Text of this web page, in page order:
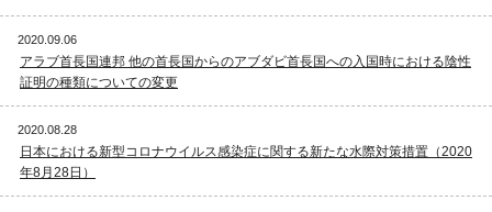
2020.09.06
アラブ首長国連邦 他の首長国からのアブダビ首長国への入国時における陰性
証明の種類についての変更
2020.08.28
日本における新型コロナウイルス感染症に関する新たな水際対策措置（2020
年8月28日）